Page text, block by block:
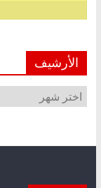
الأرشيف
الأرشيف